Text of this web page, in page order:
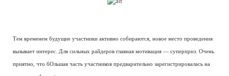
Тем временем будущие участники активно собираются, новое место проведения
вызывает интерес. Для сильных райдеров главная мотивация — суперприз. Очень
приятно, что бОльшая часть участников предварительно зарегистрировалась на